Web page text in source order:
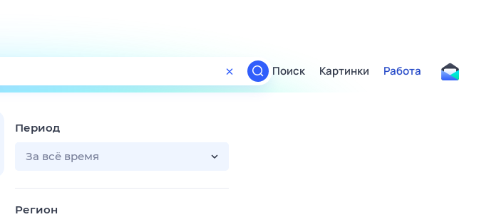
Поиск
ТВ-программа
Поиск Картинки Работа
Период
За всё время
Регион